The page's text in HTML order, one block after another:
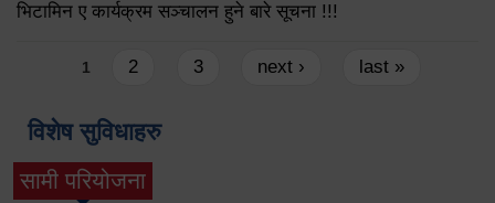
भिटामिन ए कार्यक्रम सञ्चालन हुने बारे सूचना !!!
Pages
1 2 3 next › last »
विशेष सुविधाहरु
सामी परियोजना
(active tab)